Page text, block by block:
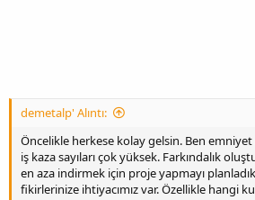
demetalp' Alıntı:
Öncelikle herkese kolay gelsin. Ben
iş kaza sayıları çok yüksek. Farkındalık
en aza indirmek için proje yapmayı
fikirlerinize ihtiyacımız var. Özellikle hangi